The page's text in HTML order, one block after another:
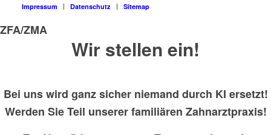
Impressum Datenschutz Sitemap
ZFA/ZMA
Wir stellen ein!
Bei uns wird ganz sicher niemand durch KI ersetzt!
Werden Sie Teil unserer familiären Zahnarztpraxis!